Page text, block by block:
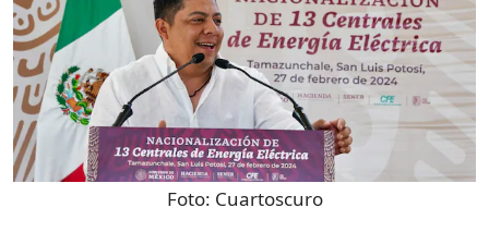
Foto: Cuartoscuro